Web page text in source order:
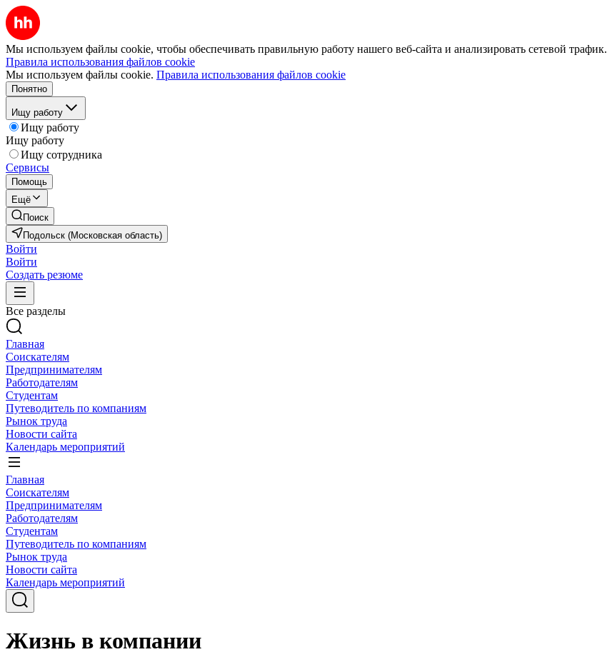
Мы используем файлы cookie, чтобы обеспечивать правильную работу нашего веб-сайта и анализировать сетевой трафик.
Правила использования файлов cookie
Мы используем файлы cookie. Правила использования файлов cookie
Понятно
Ищу работу
Ищу работу
Ищу работу
Ищу сотрудника
Сервисы
Помощь
Ещё
Поиск
Подольск (Московская область)
Войти
Войти
Создать резюме
Все разделы
Главная
Соискателям
Предпринимателям
Работодателям
Студентам
Путеводитель по компаниям
Рынок труда
Новости сайта
Календарь мероприятий
Главная
Соискателям
Предпринимателям
Работодателям
Студентам
Путеводитель по компаниям
Рынок труда
Новости сайта
Календарь мероприятий
Жизнь в компании